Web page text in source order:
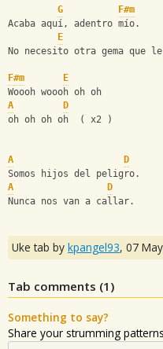
G
F#m
Acaba aquí, adentro mío.
E
No necesito otra gema que
F#m
E
Woooh woooh oh oh
A
D
oh oh oh oh  ( x2 )
A
D
Somos hijos del peligro.
A
D
Nunca nos van a callar.
Uke tab by kpangel93, 07
Tab comments (1 )
Something to say?
Share your strumming